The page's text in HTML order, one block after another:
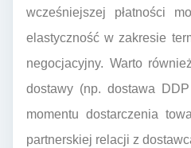
wcześniejszej płatności
elastyczność w zakresie
negocjacyjny. Warto
dostawy (np. dostawa
momentu dostarczenia
partnerskiej relacji z